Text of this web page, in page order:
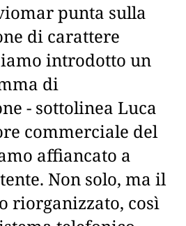
punta sulla
di carattere
introdotto un
di
- sottolinea Luca
commerciale del
affiancato a
Non solo, ma il
riorganizzato, così